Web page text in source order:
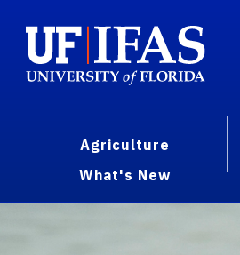
Agriculture
What's New